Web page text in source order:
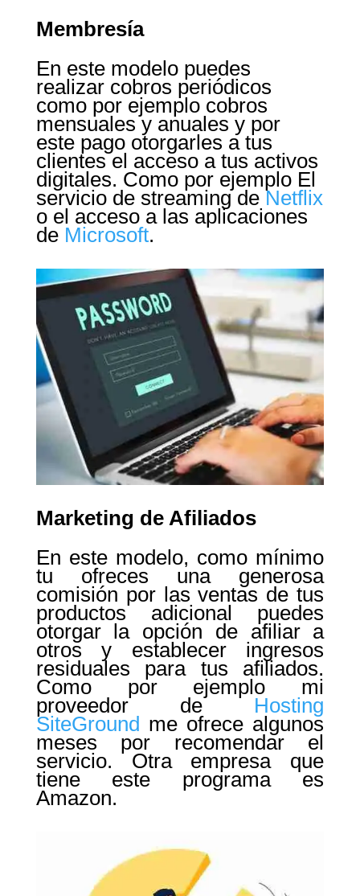
Membresía
En este modelo puedes
realizar cobros periódicos
como por ejemplo cobros
mensuales y anuales y por
este pago otorgarles a tus
clientes el acceso a tus activos
digitales. Como por ejemplo El
servicio de streaming de Netflix
o el acceso a las aplicaciones
de Microsoft.
Marketing de Afiliados
En este modelo, como mínimo
tu ofreces una generosa
comisión por las ventas de tus
productos adicional puedes
otorgar la opción de afiliar a
otros y establecer ingresos
residuales para tus afiliados.
Como por ejemplo mi
proveedor de Hosting
SiteGround me ofrece algunos
meses por recomendar el
servicio. Otra empresa que
tiene este programa es
Amazon.